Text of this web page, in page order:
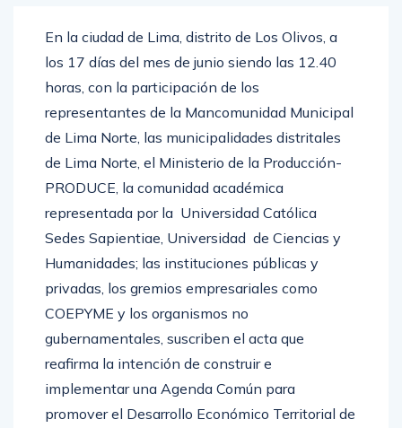
En la ciudad de Lima, distrito de Los Olivos, a
los 17 días del mes de junio siendo las 12.40
horas, con la participación de los
representantes de la Mancomunidad Municipal
de Lima Norte, las municipalidades distritales
de Lima Norte, el Ministerio de la Producción-
PRODUCE, la comunidad académica
representada por la Universidad Católica
Sedes Sapientiae, Universidad de Ciencias y
Humanidades; las instituciones públicas y
privadas, los gremios empresariales como
COEPYME y los organismos no
gubernamentales, suscriben el acta que
reafirma la intención de construir e
implementar una Agenda Común para
promover el Desarrollo Económico Territorial de